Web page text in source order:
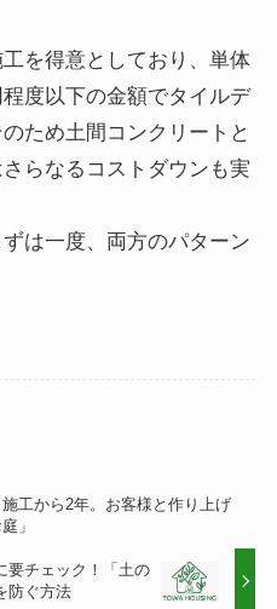
を得意としており、単体
度以下の金額でタイルデ
ため土間コンクリートと
らなるコストダウンも実
は一度、両方のパターン
施工から2年。お客様と作り上げ
」
要チェック！「土の
防ぐ方法